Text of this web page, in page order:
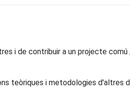
i de contribuir a un projecte
teòriques i metodologies d'altres